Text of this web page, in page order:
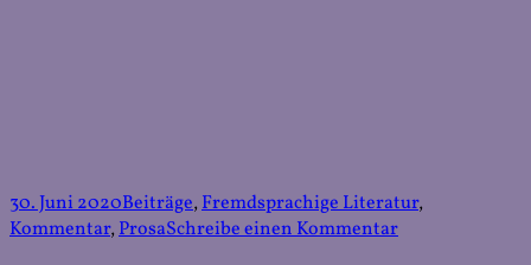
Veröffentlicht
am
30. Juni 2020Kategorien
Beiträge,Fremdsprachige Literatur,
Kommentar,ProsaSchreibe einen Kommentarzu